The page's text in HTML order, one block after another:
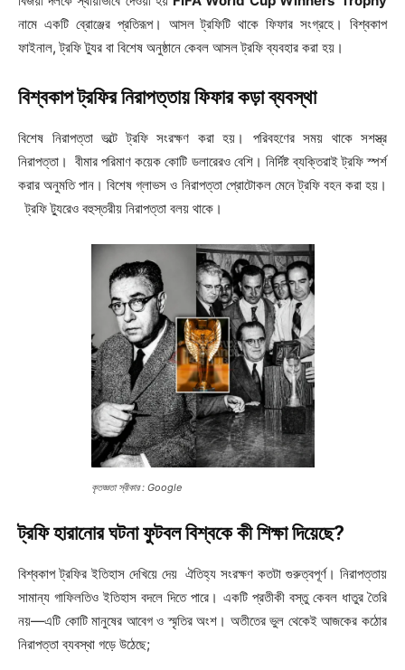
নামে একটি ব্রোঞ্জের প্রতিরূপ। আসল ট্রফিটি থাকে ফিফার সংগ্রহে। বিশ্বকাপ
ফাইনাল, ট্রফি ট্যুর বা বিশেষ অনুষ্ঠানে কেবল আসল ট্রফি ব্যবহার করা হয়।
বিশ্বকাপ ট্রফির নিরাপত্তায় ফিফার কড়া ব্যবস্থা
বিশেষ নিরাপত্তা ভল্টে ট্রফি সংরক্ষণ করা হয়। পরিবহণের সময় থাকে সশস্ত্র
নিরাপত্তা। বীমার পরিমাণ কয়েক কোটি ডলারেরও বেশি। নির্দিষ্ট ব্যক্তিরাই ট্রফি স্পর্শ
করার অনুমতি পান। বিশেষ গ্লাভস ও নিরাপত্তা প্রোটোকল মেনে ট্রফি বহন করা হয়।
ট্রফি ট্যুরেও বহুস্তরীয় নিরাপত্তা বলয় থাকে।
কৃতজ্ঞতা স্বীকার : Google
ট্রফি হারানোর ঘটনা ফুটবল বিশ্বকে কী শিক্ষা দিয়েছে?
বিশ্বকাপ ট্রফির ইতিহাস দেখিয়ে দেয় ঐতিহ্য সংরক্ষণ কতটা গুরুত্বপূর্ণ। নিরাপত্তায়
সামান্য গাফিলতিও ইতিহাস বদলে দিতে পারে। একটি প্রতীকী বস্তু কেবল ধাতুর তৈরি
নয়—এটি কোটি মানুষের আবেগ ও স্মৃতির অংশ। অতীতের ভুল থেকেই আজকের কঠোর
নিরাপত্তা ব্যবস্থা গড়ে উঠেছে;